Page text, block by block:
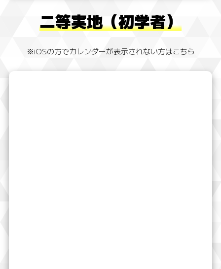
二等実地（初学者）
※iOSの方でカレンダーが表示されない方はこちら